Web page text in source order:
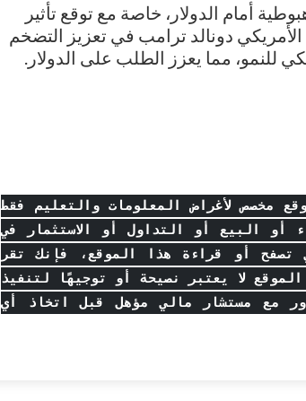
أمام الدولار، خاصة مع توقع تأثير
الأمريكي دونالد ترامب في تعزيز التضخم
للنمو، مما يعزز الطلب على الدولار.
مخصص لأغراض المعلومات والتعليم فقط
أو البيع أو التداول أو الاستثمار في
تصفح أو قراءة هذا الموقع، فإنك تقر
لا يعتبر نصيحة أو توجيهًا لتنفيذ
مع مستشار مالي مؤهل قبل اتخاذ أي